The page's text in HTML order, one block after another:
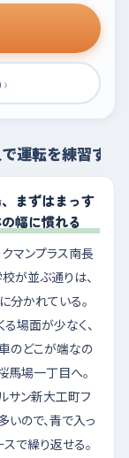
›
運転を練習する
まずはまっす
幅に慣れる
マンプラス南長
が並ぶ通りは、
分かれている。
場面が少なく、
車のどこが端なの
馬場一丁目へ。
サン新大工町フ
ので、青で入っ
で繰り返せる。